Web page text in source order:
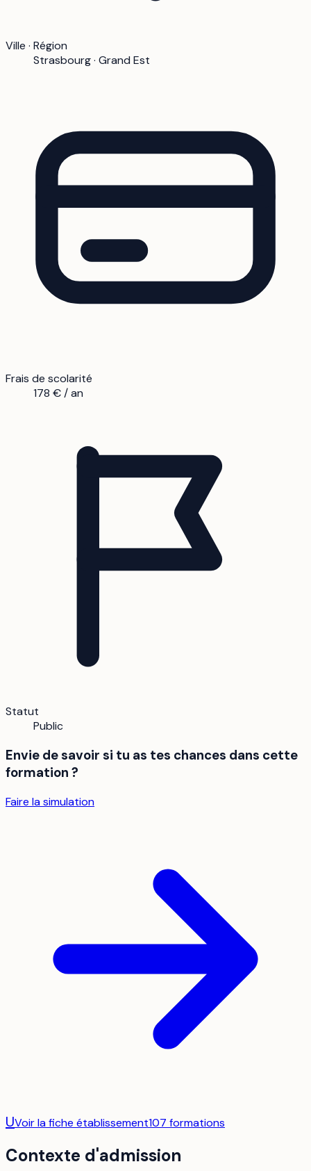
Ville · Région
Strasbourg · Grand Est
Frais de scolarité
178 € / an
Statut
Public
Envie de savoir si tu as tes chances dans cette
formation ?
Faire la simulation
UVoir la fiche établissement107 formations
Contexte d'admission